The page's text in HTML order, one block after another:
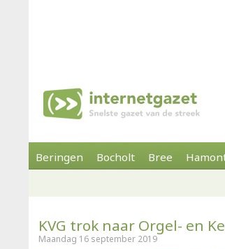
Beringen Bocholt Bree
KVG trok naar Orgel- en
Maandag 16 september 2019